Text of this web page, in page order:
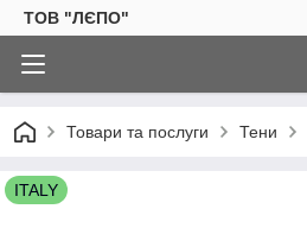
ТОВ "ЛЄПО"
Товари та послуги Тени
ITALY